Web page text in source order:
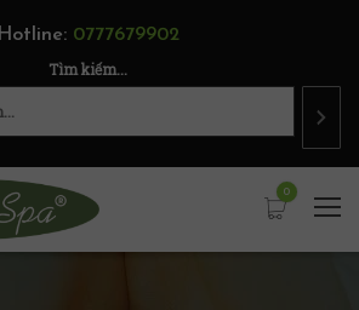
Hotline: 0777679902
Tìm kiếm...
0